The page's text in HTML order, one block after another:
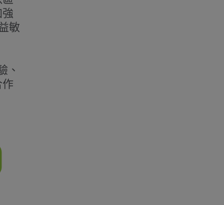
強
敏
、
作